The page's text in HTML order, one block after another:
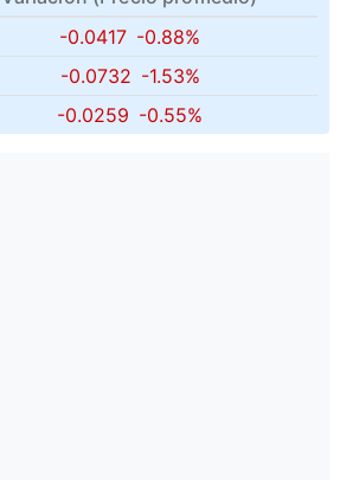
-0.0417 -0.88%
-0.0732 -1.53%
-0.0259 -0.55%